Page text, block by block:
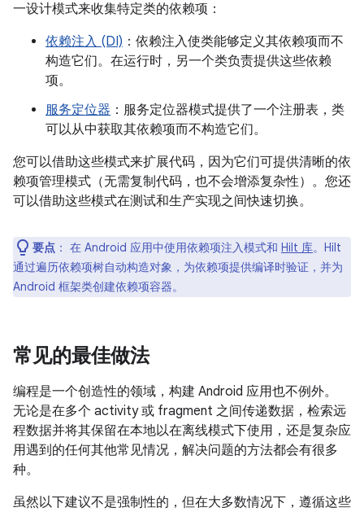
一设计模式来收集特定类的依赖项：
依赖注入 (DI) ：依赖注入使类能够定义其依赖项而不
构造它们。在运行时，另一个类负责提供这些依赖
项。
服务定位器 ：服务定位器模式提供了一个注册表，类
可以从中获取其依赖项而不构造它们。
您可以借助这些模式来扩展代码，因为它们可提供清晰的依
赖项管理模式（无需复制代码，也不会增添复杂性）。您还
可以借助这些模式在测试和生产实现之间快速切换。
要点 ： 在 Android 应用中使用依赖项注入模式和 Hilt 库。Hilt
通过遍历依赖项树自动构造对象，为依赖项提供编译时验证，并为
Android 框架类创建依赖项容器。
常见的最佳做法
编程是一个创造性的领域，构建 Android 应用也不例外。
无论是在多个 activity 或 fragment 之间传递数据，检索远
程数据并将其保留在本地以在离线模式下使用，还是复杂应
用遇到的任何其他常见情况，解决问题的方法都会有很多
种。
虽然以下建议不是强制性的，但在大多数情况下，遵循这些